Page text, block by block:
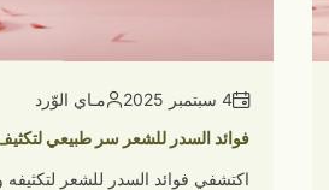
4 سبتمبر 2025
مـاي الوّرد
فوائد السدر للشعر سر طبيعي
اكتشفي فوائد السدر للشعر